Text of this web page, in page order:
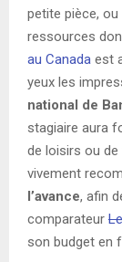
petite pièce,
ressources
au Canada est
yeux les
national de
stagiaire aura
de loisirs ou de
vivement
l’avance, afin
comparateur
son budget en